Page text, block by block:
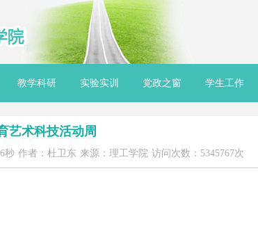
教学科研 实验实训 党政之窗 学生工作
艺术科技活动周
秒 作者：杜卫东 来源：理工学院 访问次数：5345767次